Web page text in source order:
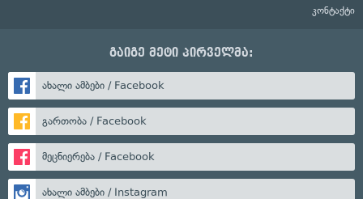
კონტაქტი
გაიგე მეტი პირველმა:
ახალი ამბები / Facebook
გართობა / Facebook
მეცნიერება / Facebook
ახალი ამბები / Instagram